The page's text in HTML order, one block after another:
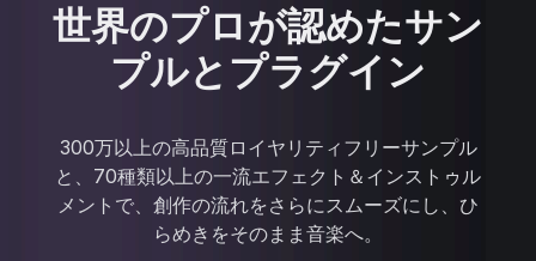
世界のプロが認めたサン
プルとプラグイン
300万以上の高品質ロイヤリティフリーサンプル
と、70種類以上の一流エフェクト＆インストゥル
メントで、創作の流れをさらにスムーズにし、ひ
らめきをそのまま音楽へ。